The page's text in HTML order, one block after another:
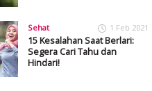
Sehat 1 Feb 2021
15 Kesalahan Saat Berlari:
Segera Cari Tahu dan
Hindari!